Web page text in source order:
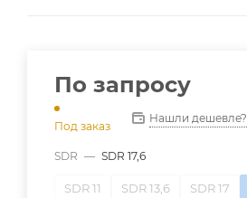
По запросу
Под заказ
Нашли дешевле?
SDR — SDR 17,6
SDR 11 SDR 13,6 SDR 17